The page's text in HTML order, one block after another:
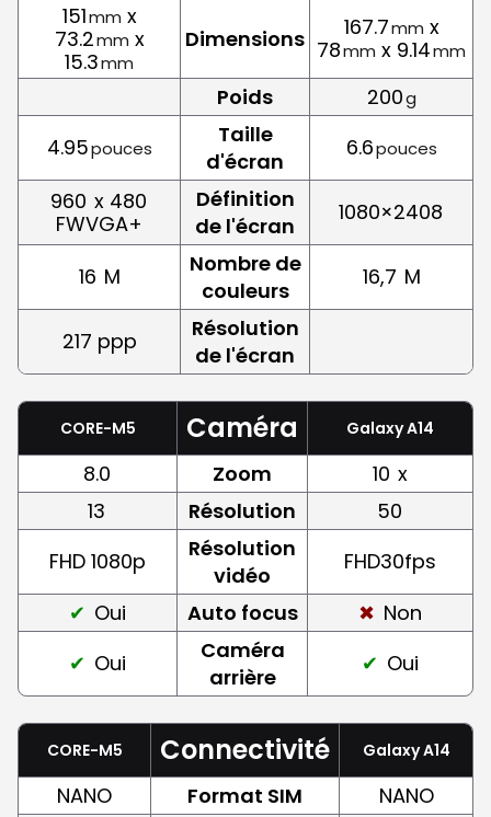
151mm x
73.2mm x
15.3mm
Dimensions 167.7mm x
78mm x 9.14mm
Poids 200g
4.95pouces
Taille
d'écran
6.6pouces
960 x 480
FWVGA+
Définition
de l'écran
1080×2408
16 M
Nombre de
couleurs
16,7 M
217 ppp
Résolution
de l'écran
CORE-M5 Caméra Galaxy A14
8.0 Zoom 10 x
13
Résolution
50
FHD 1080p
Résolution
vidéo
FHD30fps
Oui
Auto focus
Non
Oui
Caméra
arrière
Oui
CORE-M5 Connectivité Galaxy A14
NANO Format SIM
NANO